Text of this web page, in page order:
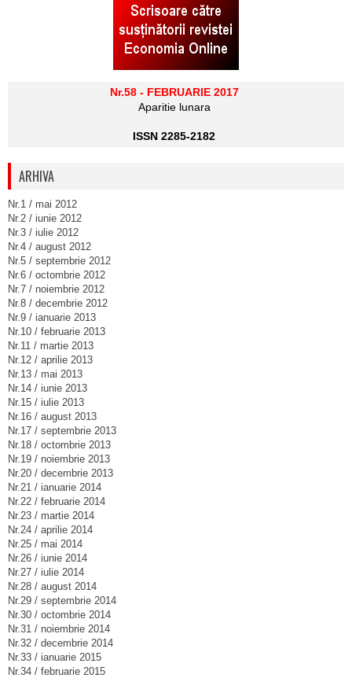
Nr.58 - FEBRUARIE 2017
Aparitie lunara
ISSN 2285-2182
ARHIVA
Nr.1 / mai 2012
Nr.2 / iunie 2012
Nr.3 / iulie 2012
Nr.4 / august 2012
Nr.5 / septembrie 2012
Nr.6 / octombrie 2012
Nr.7 / noiembrie 2012
Nr.8 / decembrie 2012
Nr.9 / ianuarie 2013
Nr.10 / februarie 2013
Nr.11 / martie 2013
Nr.12 / aprilie 2013
Nr.13 / mai 2013
Nr.14 / iunie 2013
Nr.15 / iulie 2013
Nr.16 / august 2013
Nr.17 / septembrie 2013
Nr.18 / octombrie 2013
Nr.19 / noiembrie 2013
Nr.20 / decembrie 2013
Nr.21 / ianuarie 2014
Nr.22 / februarie 2014
Nr.23 / martie 2014
Nr.24 / aprilie 2014
Nr.25 / mai 2014
Nr.26 / iunie 2014
Nr.27 / iulie 2014
Nr.28 / august 2014
Nr.29 / septembrie 2014
Nr.30 / octombrie 2014
Nr.31 / noiembrie 2014
Nr.32 / decembrie 2014
Nr.33 / ianuarie 2015
Nr.34 / februarie 2015